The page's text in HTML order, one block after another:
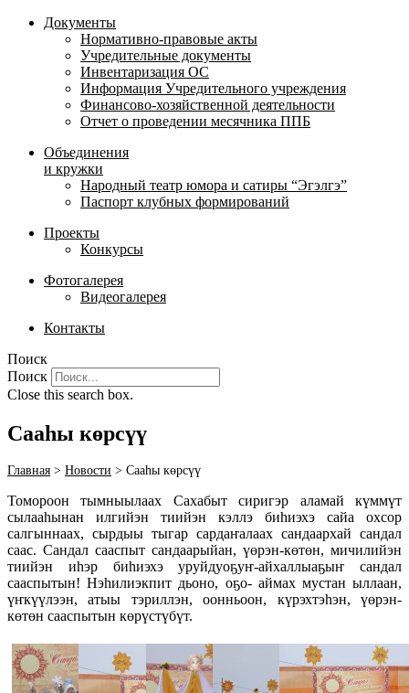
Документы
Нормативно-правовые акты
Учредительные документы
Инвентаризация ОС
Информация Учредительного учреждения
Финансово-хозяйственной деятельности
Отчет о проведении месячника ППБ
Объединения
и кружки
Народный театр юмора и сатиры “Эгэлгэ”
Паспорт клубных формирований
Проекты
Конкурсы
Фотогалерея
Видеогалерея
Контакты
Поиск
Поиск
Close this search box.
Сааһы көрсүү
Главная > Новости > Сааһы көрсүү
Томороон тымныылаах Сахабыт сиригэр аламай күммүт
сылааһынан илгийэн тиийэн кэллэ биһиэхэ сайа охсор
салгыннаах, сырдыы тыгар сардаҥалаах сандаархай сандал
саас. Сандал сааспыт сандаарыйан, үөрэн-көтөн, мичилийэн
тиийэн
иһэр биһиэхэ уруйдуоҕуҥ-айхаллыаҕыҥ сандал
сааспытын! Нэһилиэкпит дьоно, оҕо- аймах мустан ыллаан,
үҥкүүлээн, атыы тэриллэн, оонньоон, күрэхтэһэн, үөрэн-
көтөн сааспытын көрүстүбүт.